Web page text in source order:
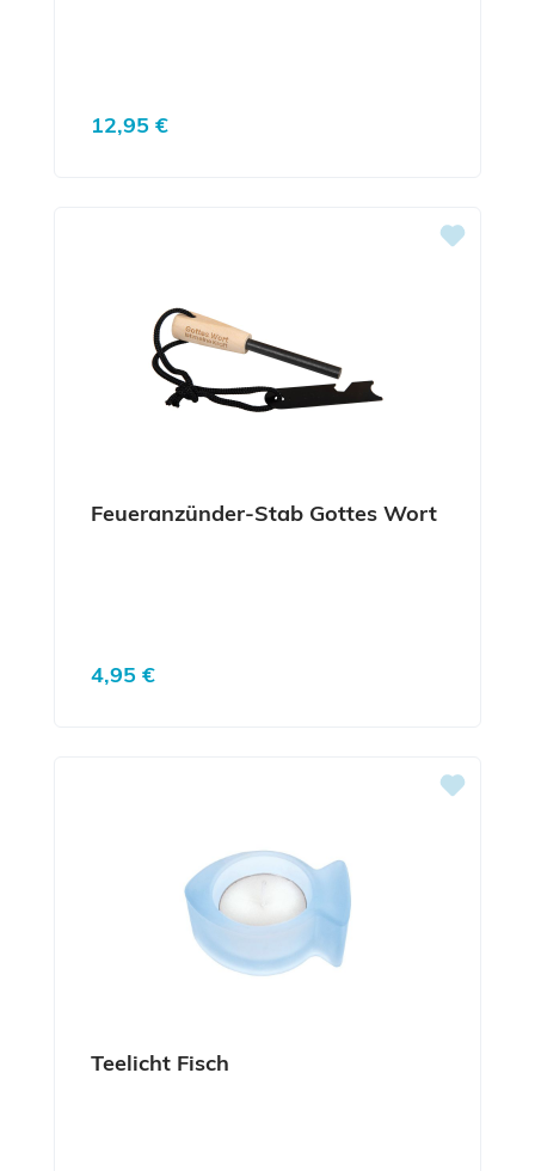
Regulärer Preis:
12,95 €
Feueranzünder-Stab Gottes Wort
Regulärer Preis:
4,95 €
Teelicht Fisch